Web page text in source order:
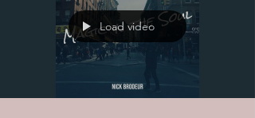
Load video